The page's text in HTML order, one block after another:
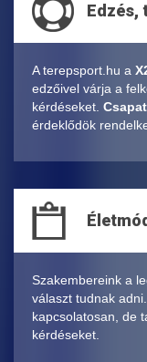
Edzés,
A terepsport.hu a
edzőivel várja a
kérdéseket.
érdeklődök
Szakembereink a
választ tudnak
kapcsolatosan, de
kérdéseket.